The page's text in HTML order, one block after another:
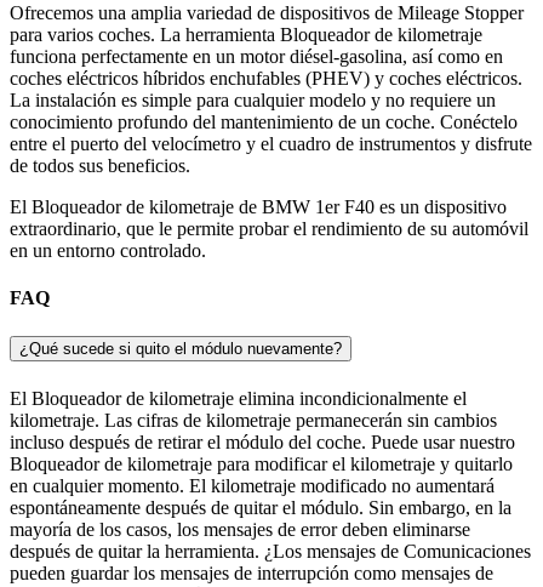
Ofrecemos una amplia variedad de dispositivos de Mileage Stopper
para varios coches. La herramienta Bloqueador de kilometraje
funciona perfectamente en un motor diésel-gasolina, así como en
coches eléctricos híbridos enchufables (PHEV) y coches eléctricos.
La instalación es simple para cualquier modelo y no requiere un
conocimiento profundo del mantenimiento de un coche. Conéctelo
entre el puerto del velocímetro y el cuadro de instrumentos y disfrute
de todos sus beneficios.
El Bloqueador de kilometraje de BMW 1er F40 es un dispositivo
extraordinario, que le permite probar el rendimiento de su automóvil
en un entorno controlado.
FAQ
¿Qué sucede si quito el módulo nuevamente?
El Bloqueador de kilometraje elimina incondicionalmente el
kilometraje. Las cifras de kilometraje permanecerán sin cambios
incluso después de retirar el módulo del coche. Puede usar nuestro
Bloqueador de kilometraje para modificar el kilometraje y quitarlo
en cualquier momento. El kilometraje modificado no aumentará
espontáneamente después de quitar el módulo. Sin embargo, en la
mayoría de los casos, los mensajes de error deben eliminarse
después de quitar la herramienta. ¿Los mensajes de Comunicaciones
pueden guardar los mensajes de interrupción como mensajes de